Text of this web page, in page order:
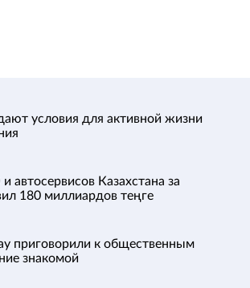
условия для активной жизни
автосервисов Казахстана за
180 миллиардов теңге
приговорили к общественным
знакомой